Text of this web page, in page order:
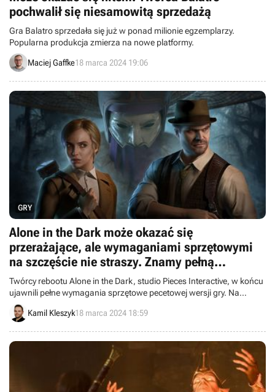
pochwalił się niesamowitą sprzedażą
Gra Balatro sprzedała się już w ponad milionie egzemplarzy.
Popularna produkcja zmierza na nowe platformy.
Maciej Gaffke18 marca 2024 19:06
GRY
Alone in the Dark może okazać się
przerażające, ale wymaganiami sprzętowymi
na szczęście nie straszy. Znamy pełną
specyfikację
Twórcy rebootu Alone in the Dark, studio Pieces Interactive, w końcu
ujawnili pełne wymagania sprzętowe pecetowej wersji gry. Na
szczęście produkcja nie powinna być postrachem dla naszych
„blaszaków”.
Kamil Kleszyk18 marca 2024 18:59